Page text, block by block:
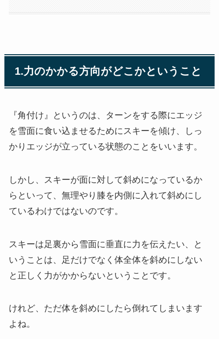
1.力のかかる方向がどこかということ
『角付け』というのは、ターンをする際にエッジ
を雪面に食い込ませるためにスキーを傾け、しっ
かりエッジが立っている状態のことをいいます。
しかし、スキーが面に対して斜めになっているか
らといって、無理やり膝を内側に入れて斜めにし
ているわけではないのです。
スキーは足裏から雪面に垂直に力を伝えたい、と
いうことは、足だけでなく体全体を斜めにしない
と正しく力がかからないということです。
けれど、ただ体を斜めにしたら倒れてしまいます
よね。